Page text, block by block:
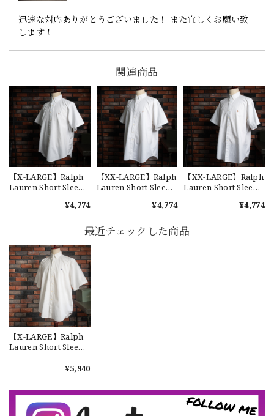
迅速な対応ありがとうございました！ また宜しくお願い致
します！
SPO
2026/07/18
交換商品受け取りました 速い発送ありがとうございました
又、トートバッグありがとうございます。使わせて頂きま
す。商品ですがニューエラとはひと味違ってとてもいいと思
います。チェーンステッチが雰囲気があり、他とかぶらない
感じが気に入りました。 YouTube 楽しみにしてます
GREEN
2026/07/17
2026/07/17
DSA
なかなか見つからないこの色味が本当に好きです！ありがと
関連商品
【X-LARGE】Ralph
Lauren Short Sleeve
"YARMOUTH" ラルフ
袖 ボタンダウンシャ
¥4,774
【XX-LARGE】Ralph
Lauren Short Sleeve
"YARMOUTH" ラルフ
袖 ボタンダウンシャ
ツ No.119
¥4,774
【XX-LARGE】Ralph
Lauren Short Sleeve
"YARMOUTH" ラルフ
袖 ボタンダウンシャ
ツ No.144
¥4,774
最近チェックした商品
【X-LARGE】Ralph
Lauren Short Sleeve
"BLAIRE" ラルフロー
タンダウンシャツ
No.14
¥5,940